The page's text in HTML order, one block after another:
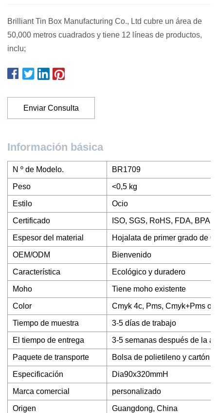
Brilliant Tin Box Manufacturing Co., Ltd cubre un área de
50,000 metros cuadrados y tiene 12 líneas de productos,
inclu;
Enviar Consulta
Información básica
N º de Modelo. BR1709
Peso <0,5 kg
Estilo Ocio
Certificado ISO, SGS, RoHS, FDA, BPA,
Espesor del material Hojalata de primer grado de
OEM/ODM Bienvenido
Característica Ecológico y duradero
Moho Tiene moho existente
Color Cmyk 4c, Pms, Cmyk+Pms o
Tiempo de muestra 3-5 días de trabajo
El tiempo de entrega 3-5 semanas después de la
Paquete de transporte Bolsa de polietileno y cartón
Especificación Dia90x320mmH
Marca comercial personalizado
Origen Guangdong, China